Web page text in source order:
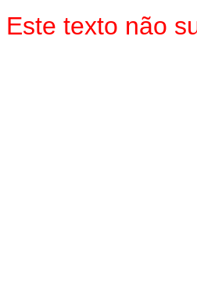
Este texto não